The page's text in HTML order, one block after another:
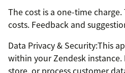
The cost is a one-time
costs. Feedback and
Data Privacy & Security:This
within your Zendesk
store, or process customer